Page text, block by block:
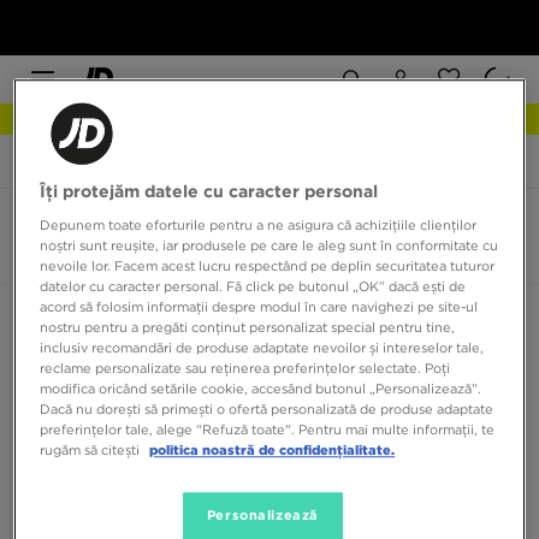
JD Sports Nike Blazer Low Platform
Nike Blazer Low Platform
0 produse
Sortează: Recomandate Filtrează
Niciun produs de afișat
Îți protejăm datele cu caracter personal
Depunem toate eforturile pentru a ne asigura că achizițiile clienților
noștri sunt reușite, iar produsele pe care le aleg sunt în conformitate cu
nevoile lor. Facem acest lucru respectând pe deplin securitatea tuturor
datelor cu caracter personal. Fă click pe butonul „OK” dacă ești de
acord să folosim informații despre modul în care navighezi pe site-ul
nostru pentru a pregăti conținut personalizat special pentru tine,
inclusiv recomandări de produse adaptate nevoilor și intereselor tale,
reclame personalizate sau reținerea preferințelor selectate. Poți
modifica oricând setările cookie, accesând butonul „Personalizează”.
Dacă nu dorești să primești o ofertă personalizată de produse adaptate
preferințelor tale, alege "Refuză toate". Pentru mai multe informații, te
rugăm să citești
politica noastră de confidențialitate.
Personalizează